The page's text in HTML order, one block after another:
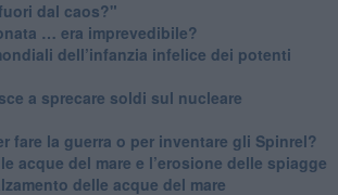
dal caos?"
… era imprevedibile?
dell’infanzia infelice dei potenti
a sprecare soldi sul nucleare
fare la guerra o per inventare gli Spinrel?
acque del mare e l’erosione delle spiagge
delle acque del mare